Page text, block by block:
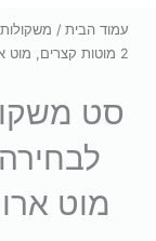
עמוד הבית / משקולות
2 מוטות קצרים, מוט ארוך + אחיזת ספוג נוחה לידיים
מוט